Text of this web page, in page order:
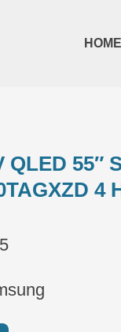
HOME
QLED 55″
4